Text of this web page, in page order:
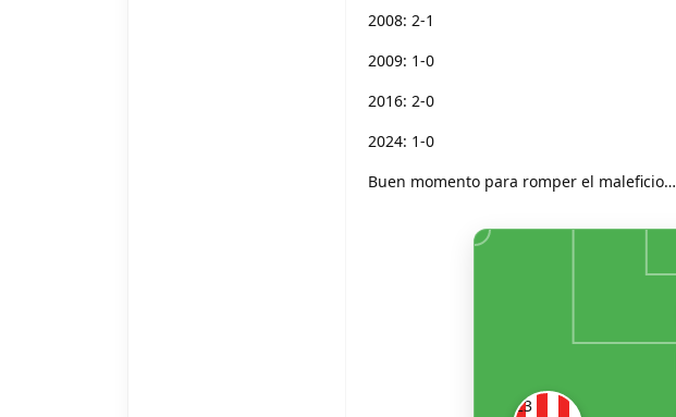
2008: 2-1
2009: 1-0
2016: 2-0
2024: 1-0
Buen momento para romper el maleficio…
23